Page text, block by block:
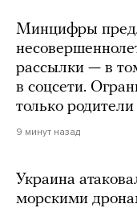
Минцифры
рассылки — в
в соцсети.
только родители
9 минут назад
Украина
морскими